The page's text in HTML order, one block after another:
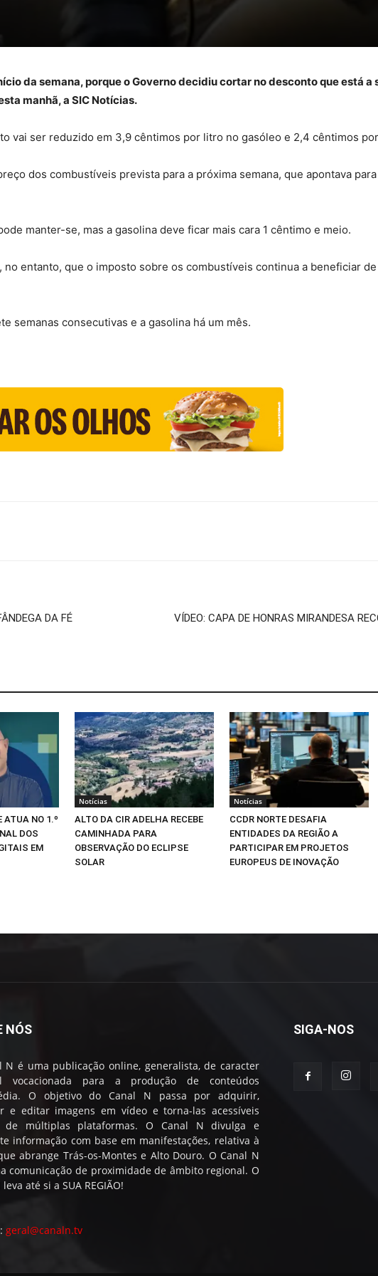
da semana, porque o Governo decidiu cortar no desconto que está a
manhã, a SIC Notícias.
vai ser reduzido em 3,9 cêntimos por litro no gasóleo e 2,4 cêntimos
dos combustíveis prevista para a próxima semana, que apontava
manter-se, mas a gasolina deve ficar mais cara 1 cêntimo e meio.
entanto, que o imposto sobre os combustíveis continua a beneficiar
semanas consecutivas e a gasolina há um mês.
DA FÉ
VÍDEO: CAPA DE HONRAS MIRANDESA
ATUA NO 1.º
DOS
EM
Notícias
ALTO DA CIR ADELHA RECEBE
CAMINHADA PARA
OBSERVAÇÃO DO ECLIPSE
SOLAR
Notícias
CCDR NORTE DESAFIA
ENTIDADES DA REGIÃO A
PARTICIPAR EM PROJETOS
EUROPEUS DE INOVAÇÃO
NÓS
N é uma publicação online, generalista, de caracter
vocacionada para a produção de conteúdos
O objetivo do Canal N passa por adquirir,
e editar imagens em vídeo e torna-las acessíveis
de múltiplas plataformas. O Canal N divulga e
informação com base em manifestações, relativa à
abrange Trás-os-Montes e Alto Douro. O Canal N
comunicação de proximidade de âmbito regional. O
até si a SUA REGIÃO!
geral@canaln.tv
SIGA-NOS